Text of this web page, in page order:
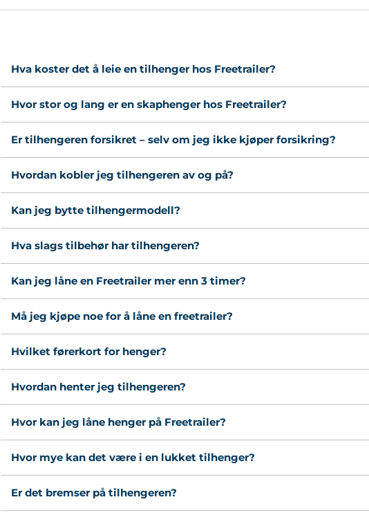
Hva koster det å leie en tilhenger hos Freetrailer?
Hvor stor og lang er en skaphenger hos Freetrailer?
Er tilhengeren forsikret – selv om jeg ikke kjøper forsikring?
Hvordan kobler jeg tilhengeren av og på?
Kan jeg bytte tilhengermodell?
Hva slags tilbehør har tilhengeren?
Kan jeg låne en Freetrailer mer enn 3 timer?
Må jeg kjøpe noe for å låne en freetrailer?
Hvilket førerkort for henger?
Hvordan henter jeg tilhengeren?
Hvor kan jeg låne henger på Freetrailer?
Hvor mye kan det være i en lukket tilhenger?
Er det bremser på tilhengeren?